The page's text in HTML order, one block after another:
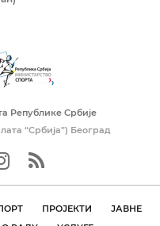
Републике Србије
“Србија”) Београд
ПРОЈЕКТИ
ЈАВНЕ